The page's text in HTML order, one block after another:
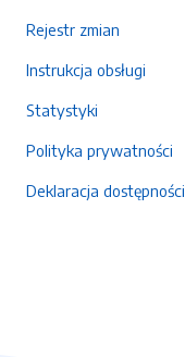
Rejestr zmian
Instrukcja obsługi
Statystyki
Polityka prywatności
Deklaracja dostępności